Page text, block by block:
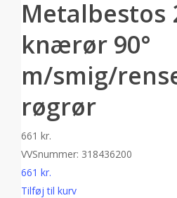
Metalbestos
knærør 90°
m/smig/
røgrør
661 kr.
VVSnummer: 318436200
661 kr.
Tilføj til kurv